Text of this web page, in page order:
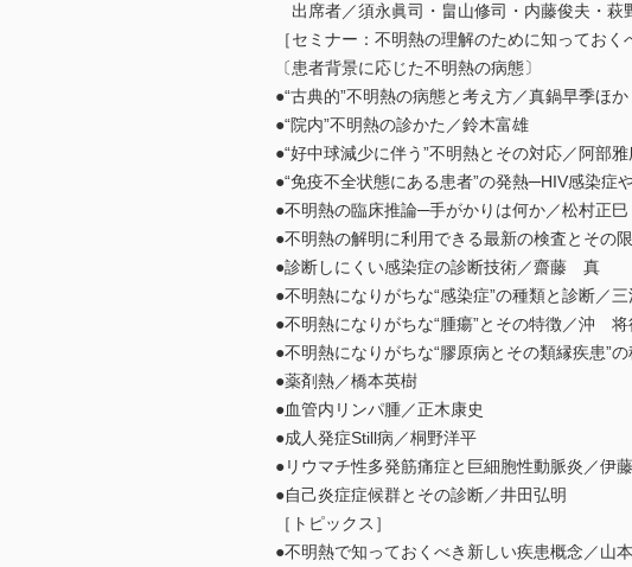
出席者／須永眞司・畠山修司・内藤俊夫・
［セミナー：不明熱の理解のために知っておく
〔患者背景に応じた不明熱の病態〕
●“古典的”不明熱の病態と考え方／真鍋早季ほか
●“院内”不明熱の診かた／鈴木富雄
●“好中球減少に伴う”不明熱とその対応／阿部
●“免疫不全状態にある患者”の発熱─HIV感染
●不明熱の臨床推論─手がかりは何か／松村正巳
●不明熱の解明に利用できる最新の検査とその
●診断しにくい感染症の診断技術／齋藤 真
●不明熱になりがちな“感染症”の種類と診断／
●不明熱になりがちな“腫瘍”とその特徴／沖 将
●不明熱になりがちな“膠原病とその類縁疾患”
●薬剤熱／橋本英樹
●血管内リンパ腫／正木康史
●成人発症Still病／桐野洋平
●リウマチ性多発筋痛症と巨細胞性動脈炎／伊
●自己炎症症候群とその診断／井田弘明
［トピックス］
●不明熱で知っておくべき新しい疾患概念／山